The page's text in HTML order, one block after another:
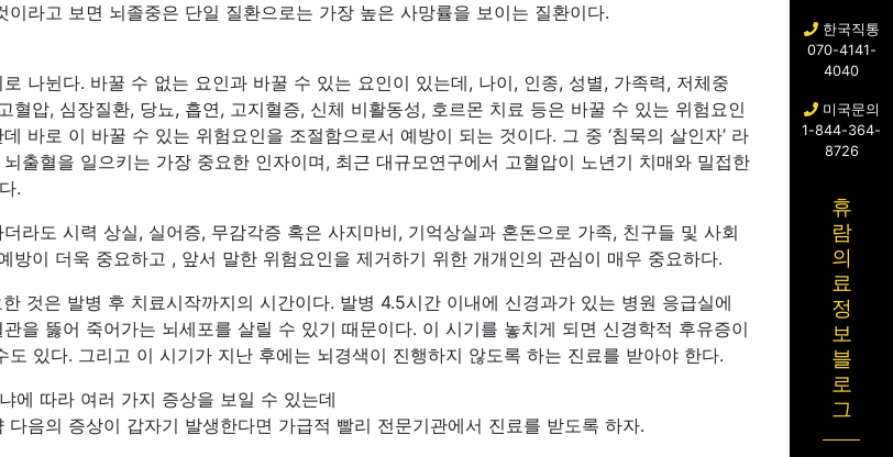
라고 보면 뇌졸중은 단일 질환으로는 가장 높은 사망률을 보이는 질환이다.
나뉜다. 바꿀 수 없는 요인과 바꿀 수 있는 요인이 있는데, 나이, 인종, 성별, 가족력, 저체중
혈압, 심장질환, 당뇨, 흡연, 고지혈증, 신체 비활동성, 호르몬 치료 등은 바꿀 수 있는 위험요인
바로 이 바꿀 수 있는 위험요인을 조절함으로서 예방이 되는 것이다. 그 중 ‘침묵의 살인자’ 라
출혈을 일으키는 가장 중요한 인자이며, 최근 대규모연구에서 고혈압이 노년기 치매와 밀접한
.
라도 시력 상실, 실어증, 무감각증 혹은 사지마비, 기억상실과 혼돈으로 가족, 친구들 및 사회
방이 더욱 중요하고 , 앞서 말한 위험요인을 제거하기 위한 개개인의 관심이 매우 중요하다.
것은 발병 후 치료시작까지의 시간이다. 발병 4.5시간 이내에 신경과가 있는 병원 응급실에
을 뚫어 죽어가는 뇌세포를 살릴 수 있기 때문이다. 이 시기를 놓치게 되면 신경학적 후유증이
있다. 그리고 이 시기가 지난 후에는 뇌경색이 진행하지 않도록 하는 진료를 받아야 한다.
에 따라 여러 가지 증상을 보일 수 있는데
음의 증상이 갑자기 발생한다면 가급적 빨리 전문기관에서 진료를 받도록 하자.
한국직통
070-4141-
4040
미국문의
1-844-364-
8726
휴
람
의
료
정
보
블
로
그